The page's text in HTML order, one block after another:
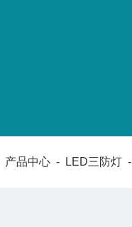
产品中心 - LED三防灯 -